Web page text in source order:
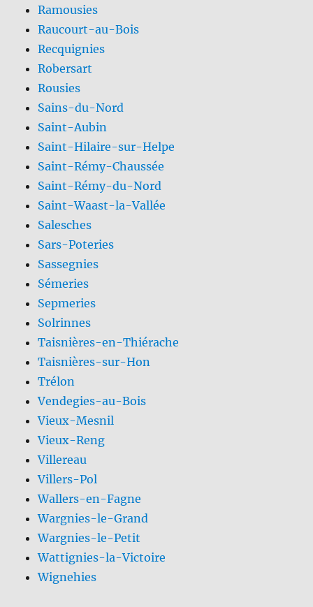
Ramousies
Raucourt-au-Bois
Recquignies
Robersart
Rousies
Sains-du-Nord
Saint-Aubin
Saint-Hilaire-sur-Helpe
Saint-Rémy-Chaussée
Saint-Rémy-du-Nord
Saint-Waast-la-Vallée
Salesches
Sars-Poteries
Sassegnies
Sémeries
Sepmeries
Solrinnes
Taisnières-en-Thiérache
Taisnières-sur-Hon
Trélon
Vendegies-au-Bois
Vieux-Mesnil
Vieux-Reng
Villereau
Villers-Pol
Wallers-en-Fagne
Wargnies-le-Grand
Wargnies-le-Petit
Wattignies-la-Victoire
Wignehies